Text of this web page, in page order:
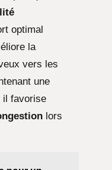
optimal
la
vers les
une
il favorise
lors